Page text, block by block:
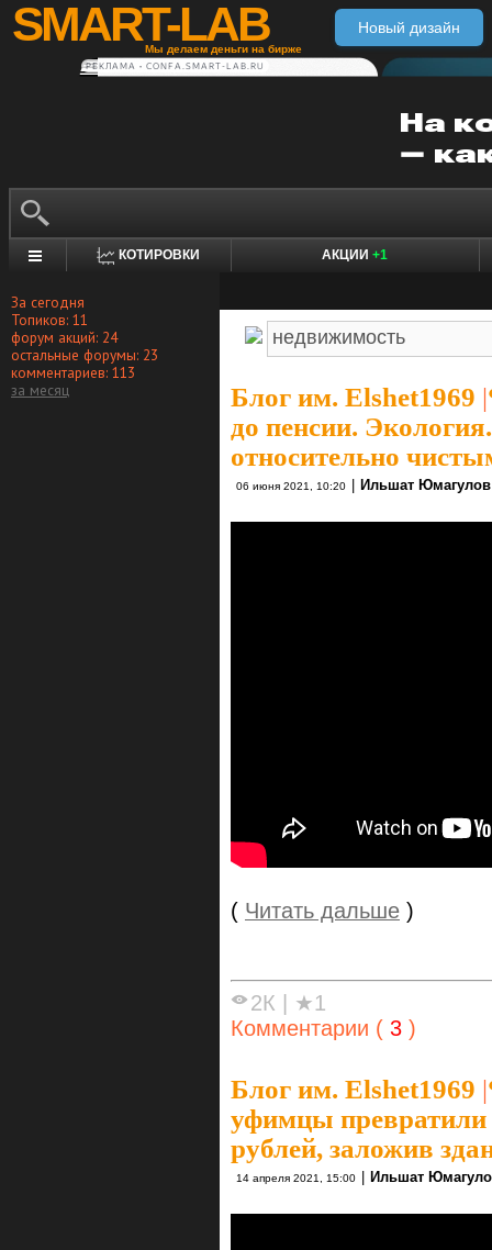
SMART-LAB
Мы делаем деньги на бирже
Новый дизайн
РЕКЛАМА • CONFA.SMART-LAB.RU
КОТИРОВКИ АКЦИИ +1
За сегодня
Топиков: 11
форум акций: 24
остальные форумы: 23
комментариев: 113
за месяц
Блог им. Elshet1969 |
до пенсии.
относительно
06 июня 2021, 10:20 Ильшат Юмагулов
( Читать дальше )
2К | ★1
Комментарии ( 3 )
Блог им. Elshet1969 |
уфимцы превратили
рублей, заложив
14 апреля 2021, 15:00 | Ильшат